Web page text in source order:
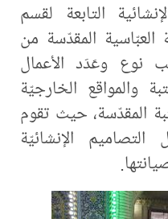
التابعة لقسم
العبّاسية المقدّسة من
نوع وعَدَد الأعمال
والمواقع الخارجيّة
المقدّسة، حيث تقوم
الإنشائيّة